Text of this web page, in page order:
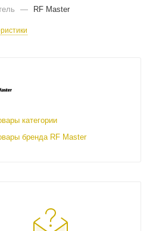
— RF Master
категории
бренда RF Master